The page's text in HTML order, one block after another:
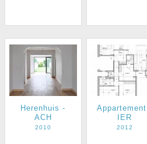
Herenhuis -
ACH
2010
IER
2012